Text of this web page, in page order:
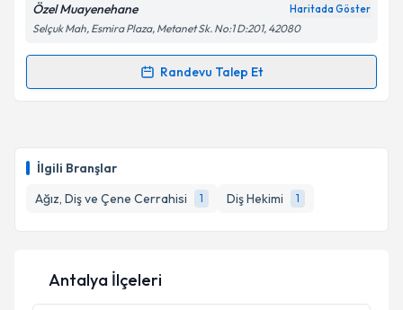
İlgili Branşlar
Ağız, Diş ve Çene Cerrahisi
1 Diş Hekimi 1
Kişisel verilerimin işlenmesine ilişkin
Aydınlatma
Metni'ni okudum ve kişisel verilerimin belirtilen
kapsamda işlenmesini kabul ediyorum.
Özel Muayenehane Haritada Göster
Selçuk Mah, Esmira Plaza, Metanet Sk. No:1 D:201, 42080
Randevu Talep Et
Randevu Takvimi Talebi
takvim hazırlandığında e-posta ile bilgilendireceğiz.
Kişisel verilerimin işlenmesine ilişkinAydınlatma
Antalya İlçeleri